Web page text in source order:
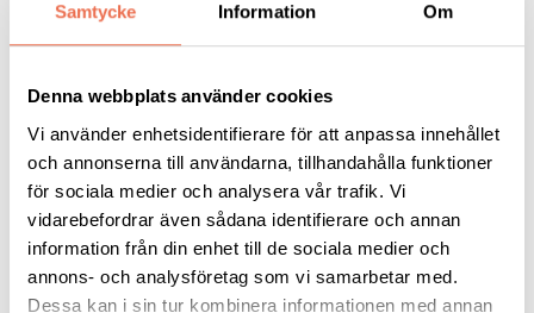
Samtycke Information Om
Denna webbplats använder cookies
Vi använder enhetsidentifierare för att anpassa innehållet
och annonserna till användarna, tillhandahålla funktioner
för sociala medier och analysera vår trafik. Vi
vidarebefordrar även sådana identifierare och annan
information från din enhet till de sociala medier och
annons- och analysföretag som vi samarbetar med.
Dessa kan i sin tur kombinera informationen med annan
Tipsa